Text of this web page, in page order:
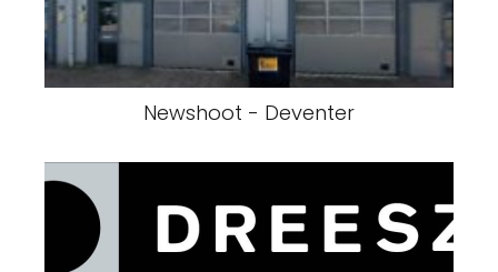
Newshoot - Deventer